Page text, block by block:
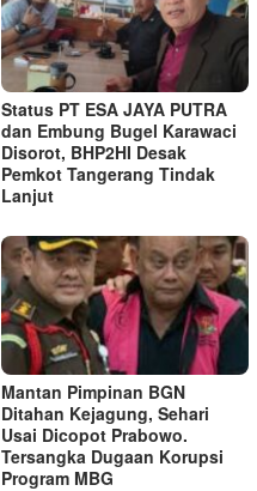
Status PT ESA JAYA PUTRA
dan Embung Bugel Karawaci
Disorot, BHP2HI Desak
Pemkot Tangerang Tindak
Lanjut
Mantan Pimpinan BGN
Ditahan Kejagung, Sehari
Usai Dicopot Prabowo.
Tersangka Dugaan Korupsi
Program MBG